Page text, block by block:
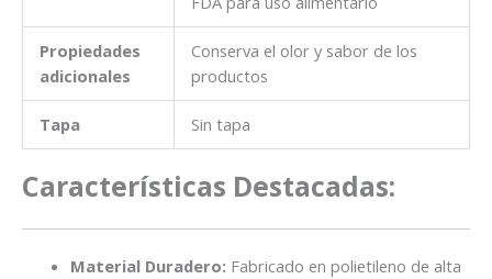
Propiedades
adicionales
Conserva el olor y sabor de los
productos
Tapa Sin tapa
Características Destacadas:
Material Duradero: Fabricado en polietileno de alta